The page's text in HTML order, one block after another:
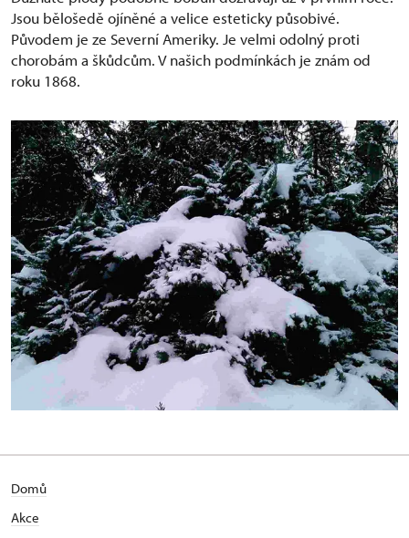
Jsou bělošedě ojíněné a velice esteticky působivé.
Původem je ze Severní Ameriky. Je velmi odolný proti
chorobám a škůdcům. V našich podmínkách je znám od
roku 1868.
Domů
Akce